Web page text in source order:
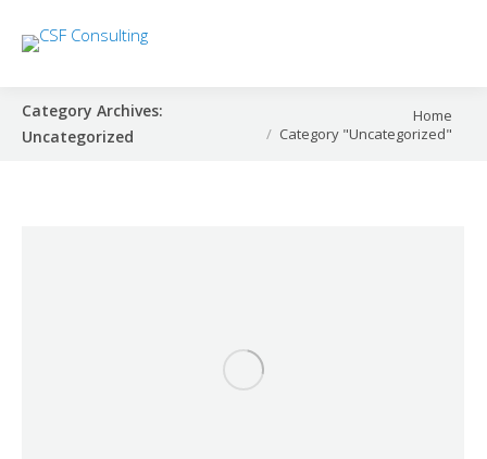
Category Archives:
Uncategorized
Home
Category "Uncategorized"